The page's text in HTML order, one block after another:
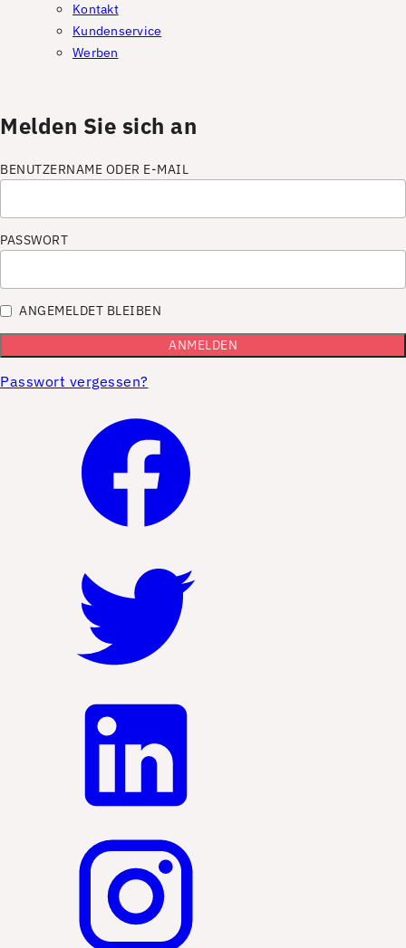
Kontakt
Kundenservice
Werben
Melden Sie sich an
BENUTZERNAME ODER E-MAIL
PASSWORT
ANGEMELDET BLEIBEN
Passwort vergessen?